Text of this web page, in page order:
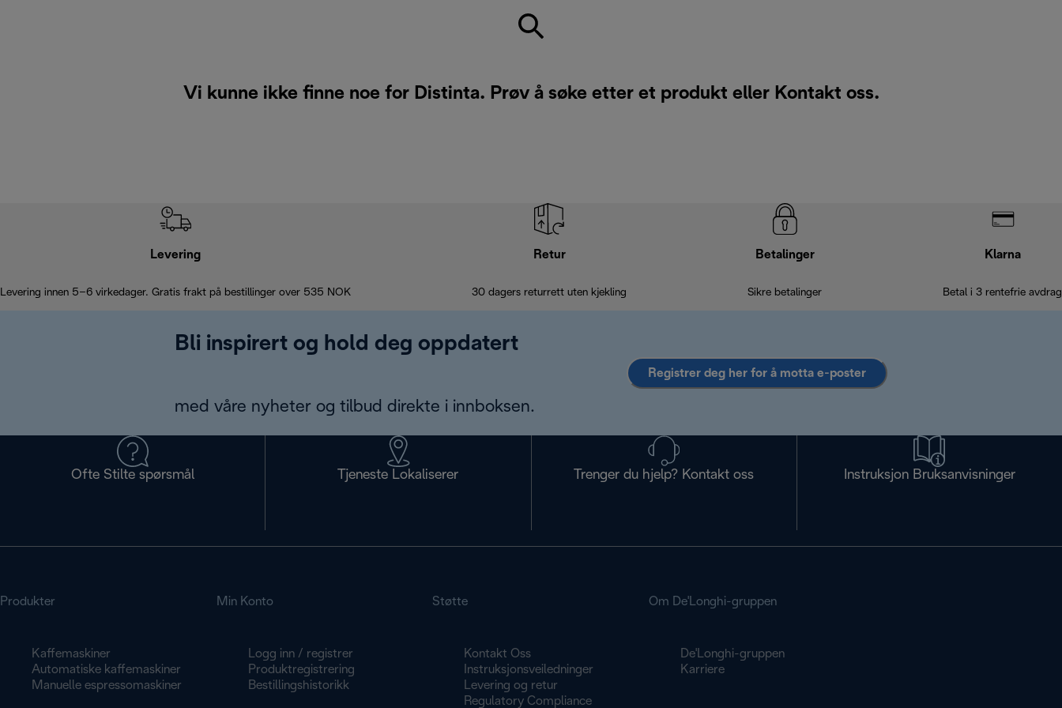
Vi kunne ikke finne noe for Distinta. Prøv å søke etter et produkt eller Kontakt oss.
Levering
Levering innen 5–6 virkedager. Gratis frakt på bestillinger over 535 NOK
Retur
30 dagers returrett uten kjekling
Betalinger
Sikre betalinger
Klarna
Betal i 3 rentefrie avdrag
Bli inspirert og hold deg oppdatert
med våre nyheter og tilbud direkte i innboksen.
Registrer deg her for å motta e-poster
Ofte Stilte spørsmål Tjeneste Lokaliserer Trenger du hjelp? Kontakt oss Instruksjon Bruksanvisninger
Produkter
Kaffemaskiner
Automatiske kaffemaskiner
Manuelle espressomaskiner
Min Konto
Logg inn / registrer
Produktregistrering
Bestillingshistorikk
Støtte
Kontakt Oss
Instruksjonsveiledninger
Levering og retur
Regulatory Compliance
Om De'Longhi-gruppen
De'Longhi-gruppen
Karriere